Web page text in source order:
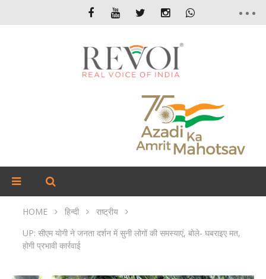
HOME हिन्दी
राष्ट्रीय
UP: सीएम योगी ने जनता दर्शन में सुनी लोगों की समस्याएं, बोले- घबराइए मत,
होगी प्रभावी कार्रवाई